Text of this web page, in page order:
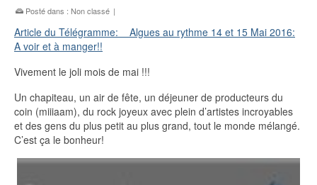
Posté dans : Non classé |
Article du Télégramme: Algues au rythme 14 et 15 Mai 2016:
A voir et à manger!!
Vivement le joli mois de mai !!!
Un chapiteau, un air de fête, un déjeuner de producteurs du
coin (miiiaam), du rock joyeux avec plein d’artistes incroyables
et des gens du plus petit au plus grand, tout le monde mélangé.
C’est ça le bonheur!